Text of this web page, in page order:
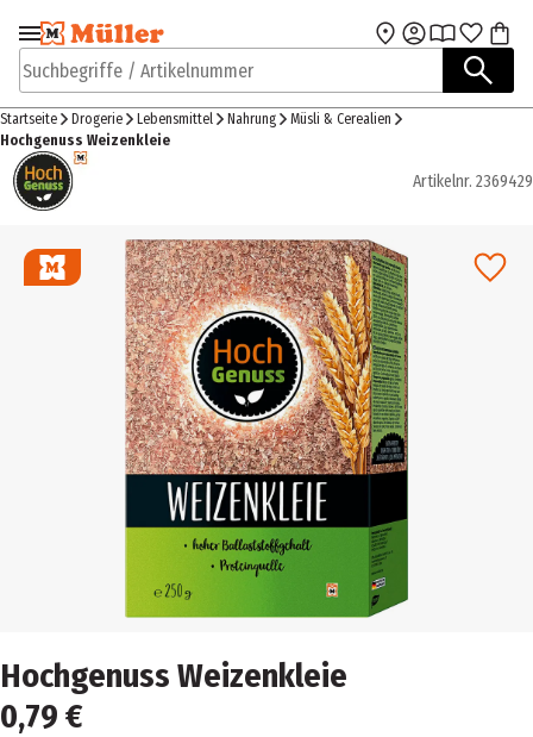
Zur Navigation
springen
Zum Hauptinhalt
Suchbegriffe / Artikelnummer
Startseite Drogerie Lebensmittel Nahrung
Müsli & Cerealien
Hochgenuss Weizenkleie
Artikelnr. 2369429
Hochgenuss Weizenkleie
0,79 €